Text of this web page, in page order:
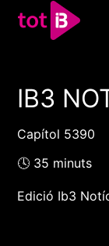
00:00
IB3
Capítol 5390
🕓 35 minuts
Edició Ib3